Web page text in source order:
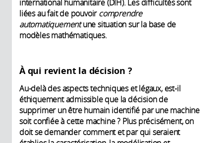
international humanitaire (DIH). Les difficultés sont
liées au fait de pouvoircomprendre
automatiquementune situation sur la base de
modèles mathématiques.
À qui revient la décision ?
Au-delà des aspects techniques et légaux, est-il
éthiquement admissible que la décision de
supprimer un être humain identifié par une machine
soit confiée à cette machine ? Plus précisément, on
doit se demander comment et par qui seraient